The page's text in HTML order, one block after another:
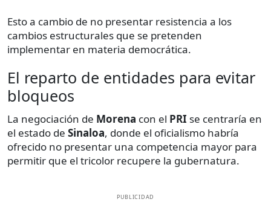
Esto a cambio de no presentar resistencia a los
cambios estructurales que se pretenden
implementar en materia democrática.
El reparto de entidades para evitar
bloqueos
La negociación de Morena con el PRI se centraría en
el estado de Sinaloa, donde el oficialismo habría
ofrecido no presentar una competencia mayor para
permitir que el tricolor recupere la gubernatura.
PUBLICIDAD